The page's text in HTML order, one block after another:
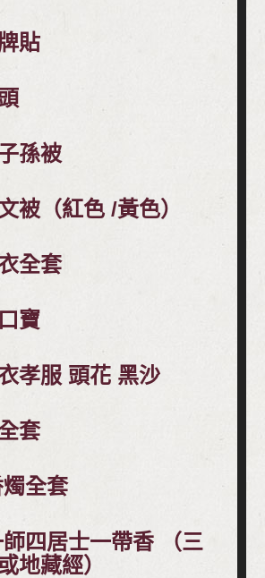
貼
孫被
被（紅色 /黃色）
全套
寶
孝服 頭花 黑沙
套
全套
四居士一帶香 （三
地藏經）